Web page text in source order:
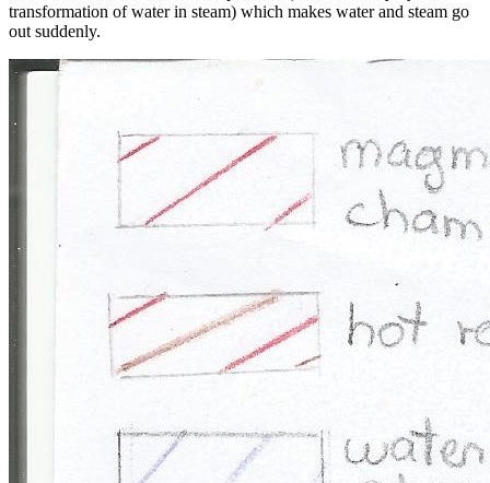
transformation of water in steam) which makes water and steam go
out suddenly.